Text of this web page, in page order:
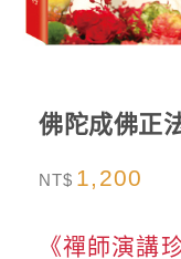
佛陀成佛正
NT$ 1,200
《禪師演講